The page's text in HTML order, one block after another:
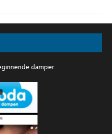
damper.